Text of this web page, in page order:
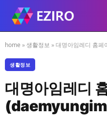
home »생활정보 »대명아임레디 홈
생활정보
대명아임레디